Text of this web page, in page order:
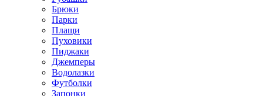
Брюки
Парки
Плащи
Пуховики
Пиджаки
Джемперы
Водолазки
Футболки
Запонки